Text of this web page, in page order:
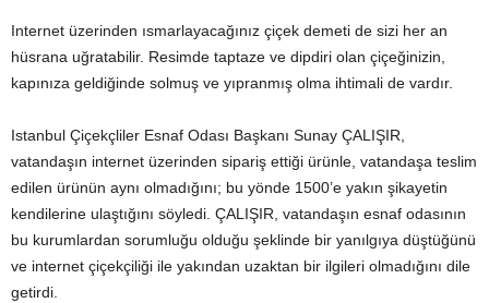
Internet üzerinden ısmarlayacağınız çiçek demeti de sizi her an
hüsrana uğratabilir. Resimde taptaze ve dipdiri olan çiçeğinizin,
kapınıza geldiğinde solmuş ve yıpranmış olma ihtimali de vardır.
Istanbul Çiçekçliler Esnaf Odası Başkanı Sunay ÇALIŞIR,
vatandaşın internet üzerinden sipariş ettiği ürünle, vatandaşa teslim
edilen ürünün aynı olmadığını; bu yönde 1500’e yakın şikayetin
kendilerine ulaştığını söyledi. ÇALIŞIR, vatandaşın esnaf odasının
bu kurumlardan sorumluğu olduğu şeklinde bir yanılgıya düştüğünü
ve internet çiçekçiliği ile yakından uzaktan bir ilgileri olmadığını dile
getirdi.